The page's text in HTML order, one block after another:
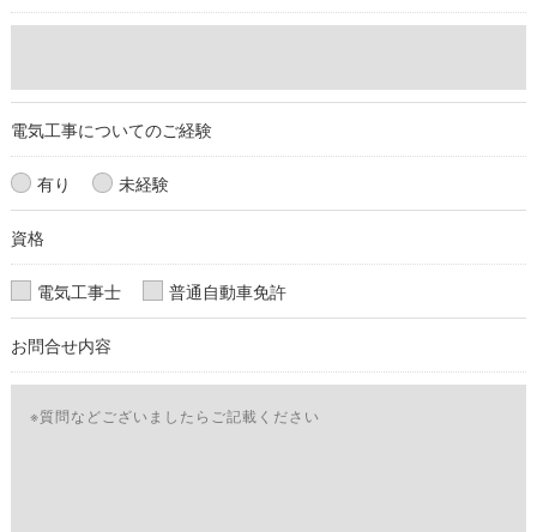
個人情報の開示･訂正･削除・利用停止の具体的手続きにつきま
電気工事についてのご経験
有り 未経験
資格
電気工事士 普通自動車免許
お問合せ内容